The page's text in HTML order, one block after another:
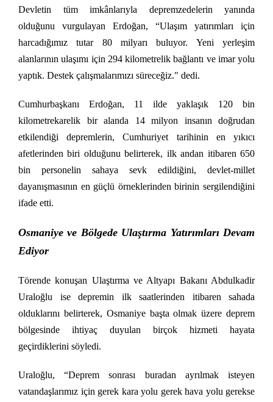
Devletin tüm imkânlarıyla depremzedelerin yanında
olduğunu vurgulayan Erdoğan, “Ulaşım yatırımları için
harcadığımız tutar 80 milyarı buluyor. Yeni yerleşim
alanlarının ulaşımı için 294 kilometrelik bağlantı ve imar yolu
yaptık. Destek çalışmalarımızı süreceğiz." dedi.
Cumhurbaşkanı Erdoğan, 11 ilde yaklaşık 120 bin
kilometrekarelik bir alanda 14 milyon insanın doğrudan
etkilendiği depremlerin, Cumhuriyet tarihinin en yıkıcı
afetlerinden biri olduğunu belirterek, ilk andan itibaren 650
bin personelin sahaya sevk edildiğini, devlet-millet
dayanışmasının en güçlü örneklerinden birinin sergilendiğini
ifade etti.
Osmaniye ve Bölgede Ulaştırma Yatırımları Devam
Ediyor
Törende konuşan Ulaştırma ve Altyapı Bakanı Abdulkadir
Uraloğlu ise depremin ilk saatlerinden itibaren sahada
olduklarını belirterek, Osmaniye başta olmak üzere deprem
bölgesinde ihtiyaç duyulan birçok hizmeti hayata
geçirdiklerini söyledi.
Uraloğlu, “Deprem sonrası buradan ayrılmak isteyen
vatandaşlarımız için gerek kara yolu gerek hava yolu gerekse